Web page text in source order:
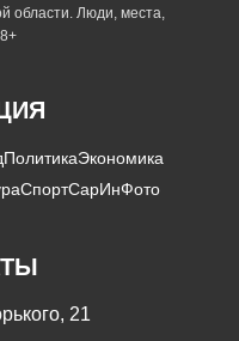
области. Люди, места,
ПолитикаЭкономика
СпортСарИнФото
21